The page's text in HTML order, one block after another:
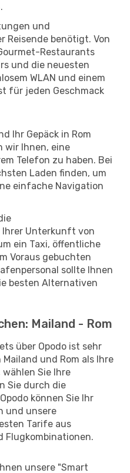
und
Reisende benötigt. Von
Restaurants
und die neuesten
WLAN und einem
für jeden Geschmack
Ihr Gepäck in Rom
wir Ihnen, eine
Telefon zu haben. Bei
Laden finden, um
einfache Navigation
Unterkunft von
ein Taxi, öffentliche
Voraus gebuchten
sollte Ihnen
besten Alternativen
Mailand - Rom
über Opodo ist sehr
und Rom als Ihre
Sie Ihre
Sie durch die
können Sie Ihr
und unsere
Tarife aus
Flugkombinationen.
unsere "Smart